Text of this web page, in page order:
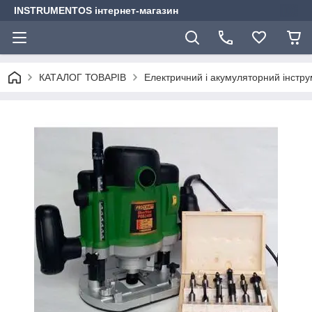
INSTRUMENTOS інтернет-магазин
КАТАЛОГ ТОВАРІВ Електричний і акумуляторний